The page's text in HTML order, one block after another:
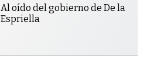
Al oído del gobierno de De la
Espriella